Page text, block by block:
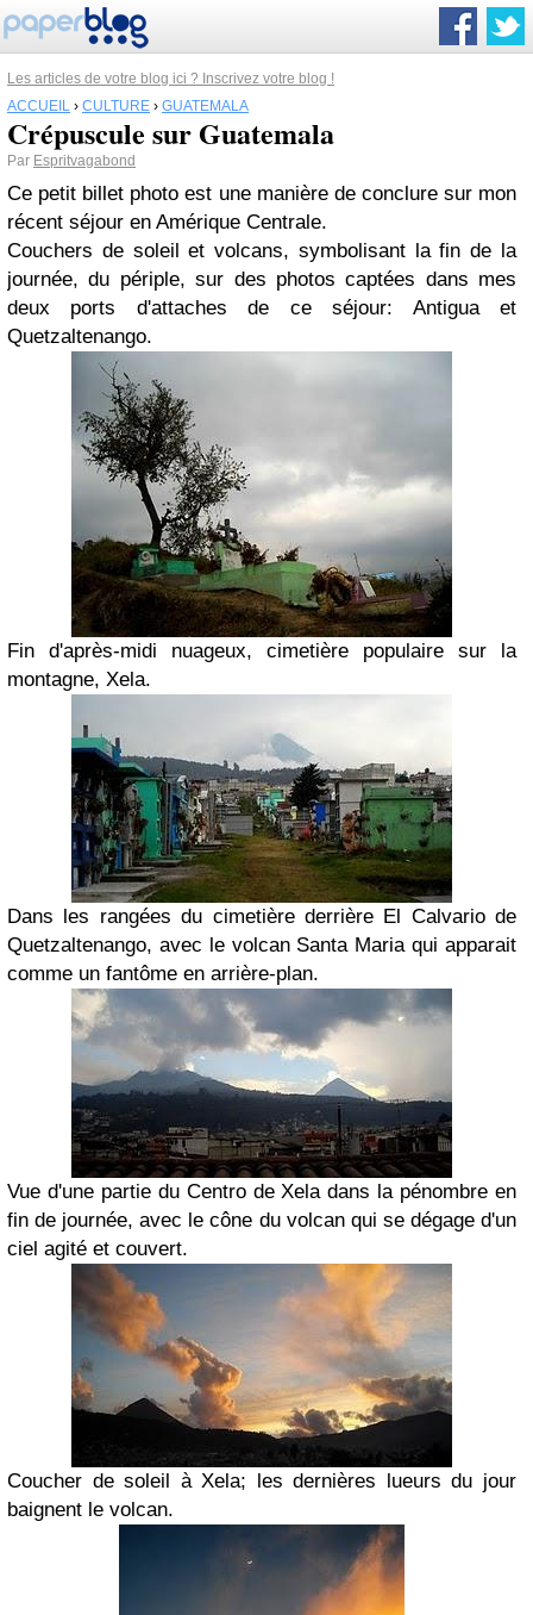
Les articles de votre blog ici ? Inscrivez votre blog !
ACCUEIL › CULTURE › GUATEMALA
Crépuscule sur Guatemala
Par Espritvagabond
Ce petit billet photo est une manière de conclure sur mon
récent séjour en Amérique Centrale.
Couchers de soleil et volcans, symbolisant la fin de la
journée, du périple, sur des photos captées dans mes
deux ports d'attaches de ce séjour: Antigua et
Quetzaltenango.
Fin d'après-midi nuageux, cimetière populaire sur la
montagne, Xela.
Dans les rangées du cimetière derrière El Calvario de
Quetzaltenango, avec le volcan Santa Maria qui apparait
comme un fantôme en arrière-plan.
Vue d'une partie du Centro de Xela dans la pénombre en
fin de journée, avec le cône du volcan qui se dégage d'un
ciel agité et couvert.
Coucher de soleil à Xela; les dernières lueurs du jour
baignent le volcan.